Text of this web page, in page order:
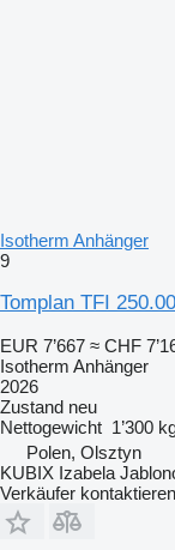
Isotherm Anhänger
9
Tomplan TFI
EUR 7’667 ≈ CHF
Isotherm Anhänger
2026
Zustand neu
Nettogewicht 1’300
Polen, Olsztyn
KUBIX Izabela
Verkäufer kontaktieren